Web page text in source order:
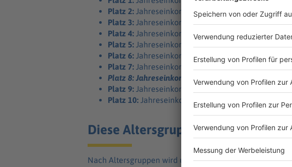
Platz 2: Jahreseinkommen zwischen 15. und
Platz 3: Jahreseinkommen zwischen 20. und
Platz 4: Jahreseinkommen zwischen 25.000 Euro
Platz 5: Jahreseinkommen zwischen 30. und
Platz 6: Jahreseinkommen zwischen 35. und
Platz 7: Jahreseinkommen zwischen 40. und 45.000
Platz 8: Jahreseinkommen zwischen 45. und
Platz 9: Jahreseinkommen zwischen 50. und
Platz 10: Jahreseinkommen größer 55.000 Euro
Diese Altersgruppen sind am
Nach Altersgruppen wird unter 1.000 Einwohnern